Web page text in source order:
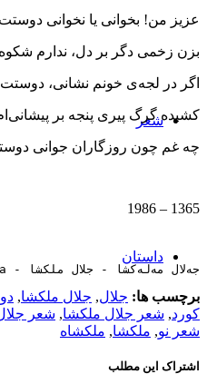
شعر
داستان
عزیز من! بخوانی یا نخوانی
بزن زخمی ‌دگر بر دل، ندارم
اگر در لجه‌ی خونم نشانی، دوستت
كشیده گرگ پیری پنجه بر
چه غم چون روزگاران جوانی
1365 – 1986
جەلال مەلەکشا - جلال ملکشا - Jalal Malaksha
برچسب ها: جلال, جلال ملکشا,
کورد, شعر جلال ملکشا, شعر
شعر نو, ملکشا, ملکشاه
اشتراک این مطلب